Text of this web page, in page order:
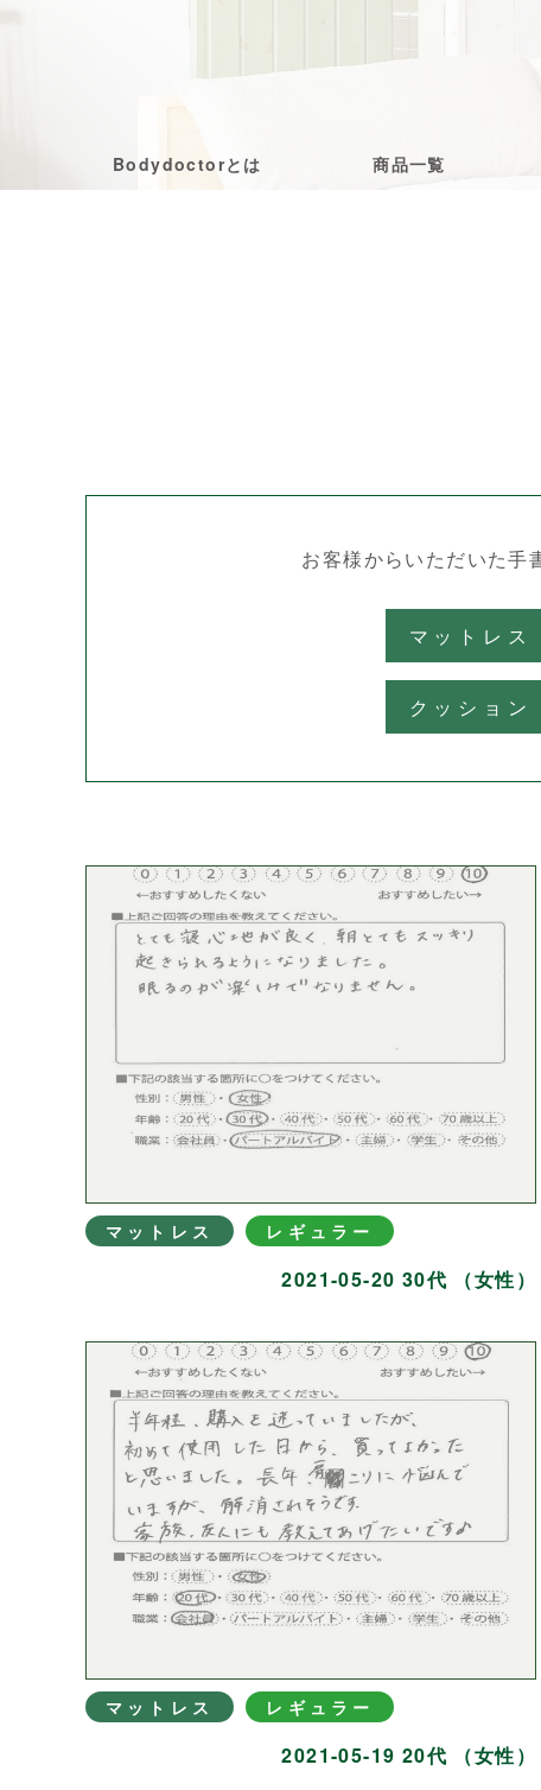
Bodydoctorとは 商品一覧
お客様からいただいた手
マットレス
クッション
マットレス レギュラー
2021-05-20 30代 （女性）
マットレス レギュラー
2021-05-19 20代 （女性）